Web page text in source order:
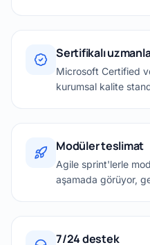
Sertifikalı
Microsoft Certified
kurumsal kalite
Modüler teslimat
Agile sprint'lerle
aşamada görüyor,
7/24 destek